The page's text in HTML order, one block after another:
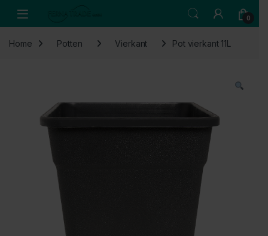
Open 0
Home Potten Vierkant Pot vierkant 11L